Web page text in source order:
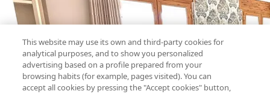
This website may use its own and third-party cookies for
analytical purposes, and to show you personalized
advertising based on a profile prepared from your
browsing habits (for example, pages visited). You can
accept all cookies by pressing the "Accept cookies" button,